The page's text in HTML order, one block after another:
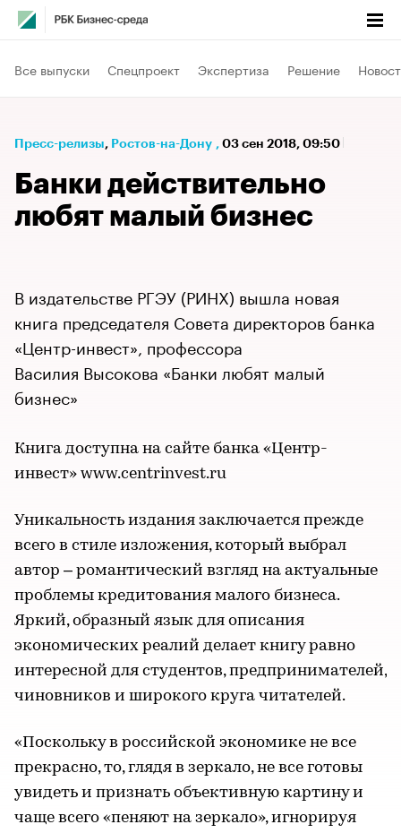
Все выпуски Спецпроект Экспертиза Решение
Пресс-релизы⁠, Ростов-на-Дону , 03 сен 2018, 09:50
Банки действительно
любят малый бизнес
В издательстве РГЭУ (РИНХ) вышла новая
книга председателя Совета директоров банка
«Центр-инвест», профессора
Василия Высокова «Банки любят малый
бизнес»
Книга доступна на сайте банка «Центр-
инвест» www.centrinvest.ru
Уникальность издания заключается прежде
всего в стиле изложения, который выбрал
автор – романтический взгляд на актуальные
проблемы кредитования малого бизнеса.
Яркий, образный язык для описания
экономических реалий делает книгу равно
интересной для студентов, предпринимателей,
чиновников и широкого круга читателей.
«Поскольку в российской экономике не все
прекрасно, то, глядя в зеркало, не все готовы
увидеть и признать объективную картину и
чаще всего «пеняют на зеркало», игнорируя